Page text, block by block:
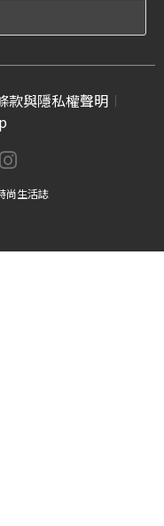
款與隱私權聲明
尚生活誌